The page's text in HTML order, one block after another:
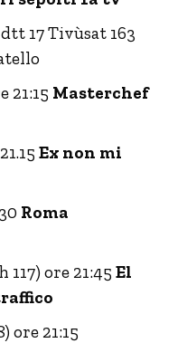
dtt 17 Tivùsat 163
21:15 Masterchef
Ex non mi
Roma
117) ore 21:45 El
ore 21:15